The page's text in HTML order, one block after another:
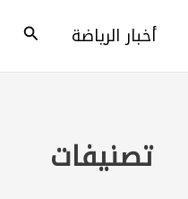
أخبار الرياضة البحث
تصنيفات